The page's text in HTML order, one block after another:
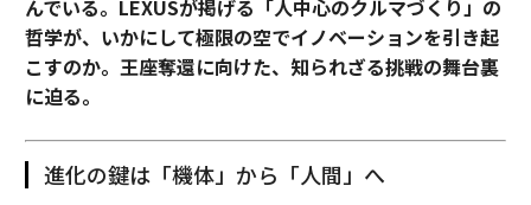
んでいる。LEXUSが掲げる「人中心のクルマづくり」の
哲学が、いかにして極限の空でイノベーションを引き起
こすのか。王座奪還に向けた、知られざる挑戦の舞台裏
に迫る。
進化の鍵は「機体」から「人間」へ